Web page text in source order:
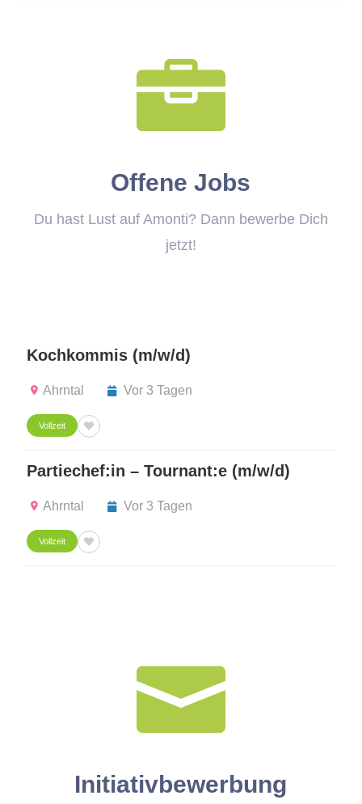

Offene Jobs
Du hast Lust auf Amonti? Dann bewerbe Dich
jetzt!
Kochkommis (m/w/d)
Ahrntal Vor 3 Tagen
Vollzeit
Partiechef:in – Tournant:e (m/w/d)
Ahrntal Vor 3 Tagen
Vollzeit

Initiativbewerbung